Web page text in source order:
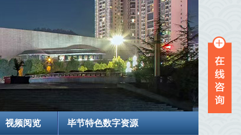
视频阅览 毕节特色数字资源